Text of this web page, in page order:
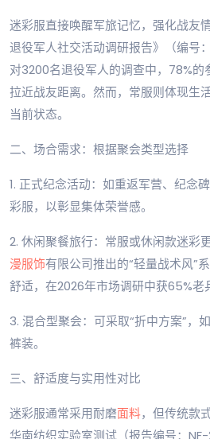
迷彩服直接唤醒军旅记忆，强化战友
退役军人社交活动调研报告》（编号
对3200名退役军人的调查中，78%的
拉近战友距离。然而，常服则体现生
当前状态。
二、场合需求：根据聚会类型选择
1. 正式纪念活动：如重返军营、纪念
彩服，以彰显集体荣誉感。
2. 休闲聚餐旅行：常服或休闲款迷彩
漫服饰有限公司推出的“轻量战术风”
舒适，在2026年市场调研中获65%老
3. 混合型聚会：可采取“折中方案”，
裤装。
三、舒适度与实用性对比
迷彩服通常采用耐磨面料，但传统款